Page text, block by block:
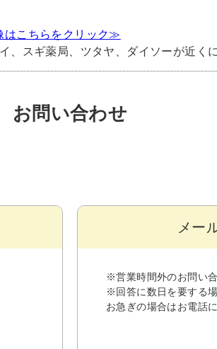
こちらをクリック≫
スギ薬局、ツタヤ、ダイソーが近く
お問い合わせ
メー
※営業時間外のお問い
※回答に数日を要する場
お急ぎの場合はお電話